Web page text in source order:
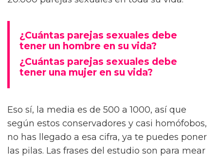
¿Cuántas parejas sexuales debe
tener un hombre en su vida?
¿Cuántas parejas sexuales debe
tener una mujer en su vida?
Eso sí, la media es de 500 a 1000, así que
según estos conservadores y casi homófobos,
no has llegado a esa cifra, ya te puedes poner
las pilas. Las frases del estudio son para mear